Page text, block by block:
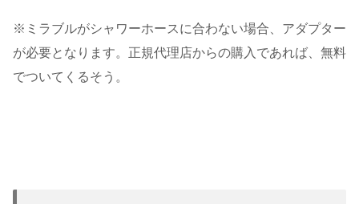
※ミラブルがシャワーホースに合わない場合、アダプター
が必要となります。正規代理店からの購入であれば、無料
でついてくるそう。